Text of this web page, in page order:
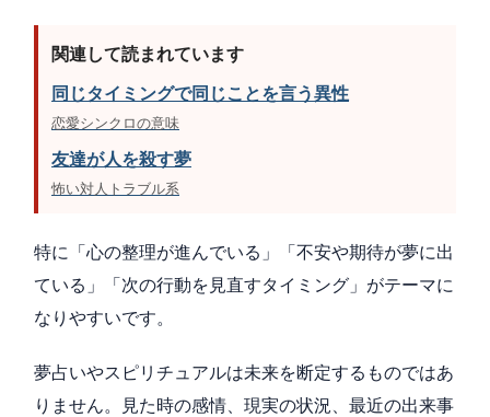
関連して読まれています
同じタイミングで同じことを言う異性
恋愛シンクロの意味
友達が人を殺す夢
怖い対人トラブル系
特に「心の整理が進んでいる」「不安や期待が夢に出
ている」「次の行動を見直すタイミング」がテーマに
なりやすいです。
夢占いやスピリチュアルは未来を断定するものではあ
りません。見た時の感情、現実の状況、最近の出来事